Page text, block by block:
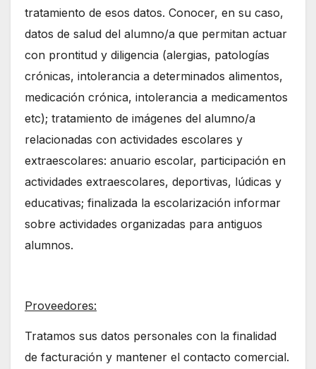
tratamiento de esos datos. Conocer, en su caso,
datos de salud del alumno/a que permitan actuar
con prontitud y diligencia (alergias, patologías
crónicas, intolerancia a determinados alimentos,
medicación crónica, intolerancia a medicamentos
etc); tratamiento de imágenes del alumno/a
relacionadas con actividades escolares y
extraescolares: anuario escolar, participación en
actividades extraescolares, deportivas, lúdicas y
educativas; finalizada la escolarización informar
sobre actividades organizadas para antiguos
alumnos.
Proveedores:
Tratamos sus datos personales con la finalidad
de facturación y mantener el contacto comercial.